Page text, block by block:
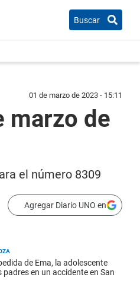
Buscar
01 de marzo de 2023 - 15:11
marzo de
el número 8309
Agregar Diario UNO en
de Ema, la adolescente
padres en un accidente en San